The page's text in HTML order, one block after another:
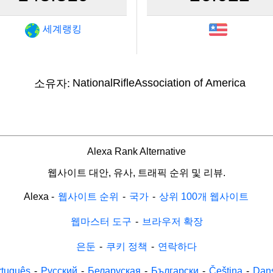
세계랭킹
소유자: NationalRifleAssociation of America
Alexa Rank Alternative
웹사이트 대안, 유사, 트래픽 순위 및 리뷰.
Alexa - 웹사이트 순위 - 국가 - 상위 100개 웹사이트
웹마스터 도구 - 브라우저 확장
은둔 - 쿠키 정책 - 연락하다
- Русский - Беларуская - Български - Čeština -